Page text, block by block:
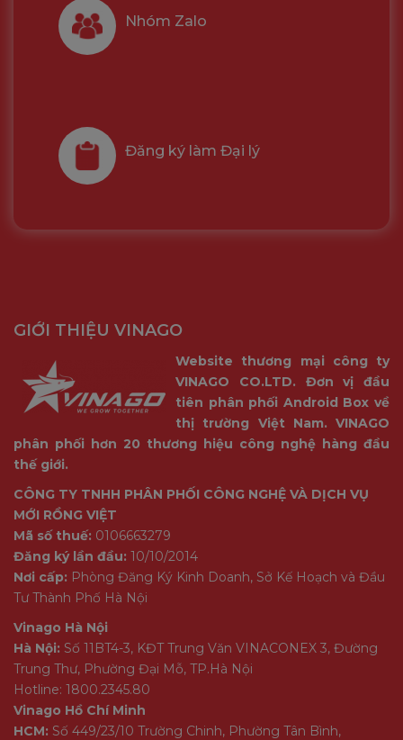
Nhóm Zalo
Đăng ký làm Đại lý
GIỚI THIỆU VINAGO
Website thương mại công ty
VINAGO CO.LTD. Đơn vị đầu
tiên phân phối Android Box về
thị trường Việt Nam. VINAGO
phân phối hơn 20 thương hiệu công nghệ hàng đầu
thế giới.
CÔNG TY TNHH PHÂN PHỐI CÔNG NGHỆ VÀ DỊCH VỤ
MỚI RỒNG VIỆT
Mã số thuế: 0106663279
Đăng ký lần đầu: 10/10/2014
Nơi cấp: Phòng Đăng Ký Kinh Doanh, Sở Kế Hoạch và Đầu
Tư Thành Phố Hà Nội
Vinago Hà Nội
Hà Nội: Số 11BT4-3, KĐT Trung Văn VINACONEX 3, Đường
Trung Thư, Phường Đại Mỗ, TP.Hà Nội
Hotline: 1800.2345.80
Vinago Hồ Chí Minh
HCM: Số 449/23/10 Trường Chinh, Phường Tân Bình,